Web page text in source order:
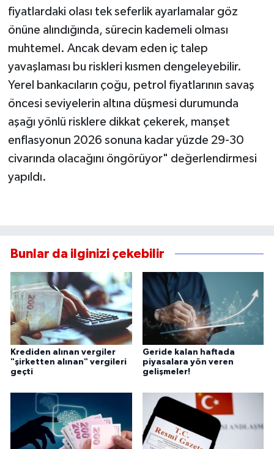
fiyatlardaki olası tek seferlik ayarlamalar göz
önüne alındığında, sürecin kademeli olması
muhtemel. Ancak devam eden iç talep
yavaşlaması bu riskleri kısmen dengeleyebilir.
Yerel bankacıların çoğu, petrol fiyatlarının savaş
öncesi seviyelerin altına düşmesi durumunda
aşağı yönlü risklere dikkat çekerek, manşet
enflasyonun 2026 sonuna kadar yüzde 29-30
civarında olacağını öngörüyor" değerlendirmesi
yapıldı.
Bunlar da ilginizi çekebilir
Krediden alınan vergiler
"şirketten alınan" vergileri
geçti
Geride kalan haftada
piyasalara yön veren
gelişmeler!